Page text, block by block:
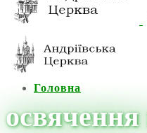
Головна
освячення